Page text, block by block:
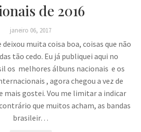
de 2016
janeiro 06, 2017
deixou muita coisa boa, coisas que não
tão cedo. Eu já publiquei aqui no
os melhores álbuns nacionais e os
, agora chegou a vez de
mais gostei. Vou me limitar a indicar
que muitos acham, as bandas
brasileir…